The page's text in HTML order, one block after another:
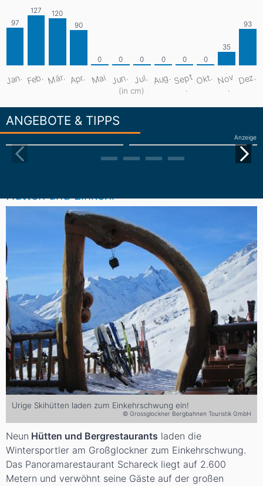
Jan. Feb. Mär. Apr. Mai Jun. Jul. Aug. S
e
pt
.
Okt. N
o
v
.
Dez.
(in cm)
ANGEBOTE & TIPPS
Anzeige
Hütten und Einkehr
Urige Skihütten laden zum Einkehrschwung ein!
© Grossglockner Bergbahnen Touristik GmbH
Neun Hütten und Bergrestaurants laden die
Wintersportler am Großglockner zum Einkehrschwung.
Das Panoramarestaurant Schareck liegt auf 2.600
Metern und verwöhnt seine Gäste auf der großen